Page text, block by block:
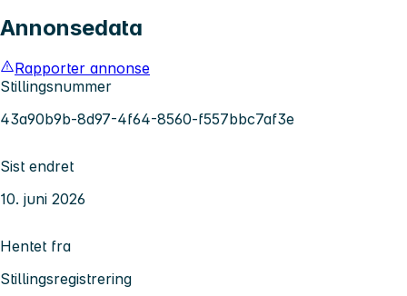
Annonsedata
Rapporter annonse
Stillingsnummer
43a90b9b-8d97-4f64-8560-f557bbc7af3e
Sist endret
10. juni 2026
Hentet fra
Stillingsregistrering